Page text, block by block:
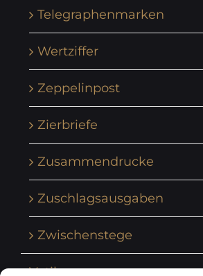
Telegraphenmarken
Wertziffer
Zeppelinpost
Zierbriefe
Zusammendrucke
Zuschlagsausgaben
Zwischenstege
Vatikan